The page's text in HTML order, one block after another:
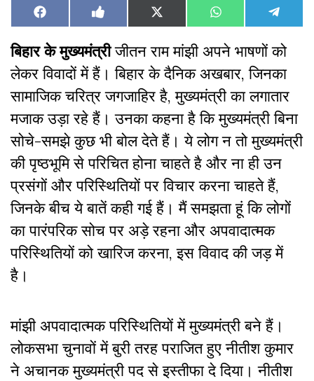
Share
on
Facebook Share
on
Like
on
Facebook
Share
on
X
(Twitter)
Share
on
WhatsAppShare
on
बिहार के मुख्यमंत्रीजीतन राम मांझी अपने भाषणों को
लेकर विवादों में हैं। बिहार के दैनिक अखबार, जिनका
सामाजिक चरित्र जगजाहिर है, मुख्यमंत्री का लगातार
मजाक उड़ा रहे हैं। उनका कहना है कि मुख्यमंत्री बिना
सोचे-समझे कुछ भी बोल देते हैं। ये लोग न तो मुख्यमंत्री
की पृष्ठभूमि से परिचित होना चाहते है और ना ही उन
प्रसंगों और परिस्थितियों पर विचार करना चाहते हैं,
जिनके बीच ये बातें कही गई हैं। मैं समझता हूं कि लोगों
का पारंपरिक सोच पर अड़े रहना और अपवादात्मक
परिस्थितियों को खारिज करना, इस विवाद की जड़ में
है।
मांझी अपवादात्मक परिस्थितियों में मुख्यमंत्री बने हैं।
लोकसभा चुनावों में बुरी तरह पराजित हुए नीतीश कुमार
ने अचानक मुख्यमंत्री पद से इस्तीफा दे दिया। नीतीश